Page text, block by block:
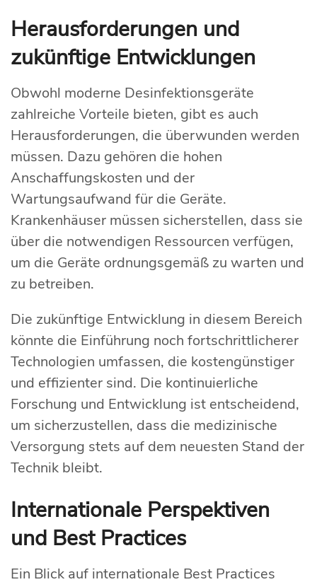
Herausforderungen und
zukünftige Entwicklungen
Obwohl moderne Desinfektionsgeräte
zahlreiche Vorteile bieten, gibt es auch
Herausforderungen, die überwunden werden
müssen. Dazu gehören die hohen
Anschaffungskosten und der
Wartungsaufwand für die Geräte.
Krankenhäuser müssen sicherstellen, dass sie
über die notwendigen Ressourcen verfügen,
um die Geräte ordnungsgemäß zu warten und
zu betreiben.
Die zukünftige Entwicklung in diesem Bereich
könnte die Einführung noch fortschrittlicherer
Technologien umfassen, die kostengünstiger
und effizienter sind. Die kontinuierliche
Forschung und Entwicklung ist entscheidend,
um sicherzustellen, dass die medizinische
Versorgung stets auf dem neuesten Stand der
Technik bleibt.
Internationale Perspektiven
und Best Practices
Ein Blick auf internationale Best Practices